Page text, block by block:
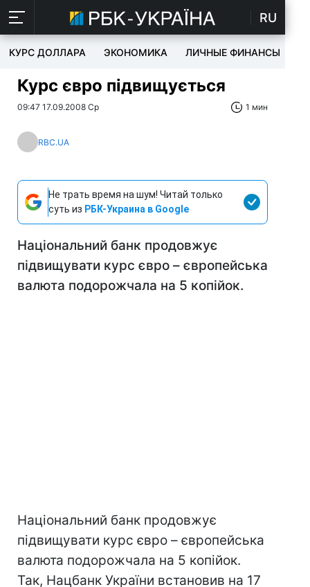
RU
КУРС ДОЛЛАРА ЭКОНОМИКА ЛИЧНЫЕ ФИНАНСЫ
Курс євро підвищується
09:47 17.09.2008 Ср 1 мин
RBC.UA
Не трать время на шум! Читай только
суть из РБК-Украина в Google
Національний банк продовжує
підвищувати курс євро – європейська
валюта подорожчала на 5 копійок.
Національний банк продовжує
підвищувати курс євро – європейська
валюта подорожчала на 5 копійок.
Так, Нацбанк України встановив на 17